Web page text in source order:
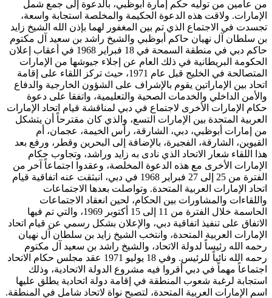
من عامين من توليه حكم إمارة أبوظبي، بالدعوة إلى جمع شمل
الإمارات. ولاقت هذه الدعوة الحكيمة والمخلصة استجابة واسعة،
تجسدت في الاجتماع الذي تم بين المغفور لهما بإذن الله الشيخ زايد
بن سلطان آل نهيان حاكم أبوظبي والشيخ راشد بن سعيد آل مكتوم
حاكم دبي في منطقة السمحة في 18 فبراير 1968 في أعقاب إعلان
الحكومة البريطانية في ذلك العام عن إجلاء جيوشها من الإمارات
المتصالحة في الخليج قبل عام 1971، حيث تركز اللقاء على إقامة
اتحاد بين الإماراتين يقوم بالإشراف على الشؤون الخارجية والدفاع
والأمن الداخلي والخدمات الصحية والتعليمية، واتفقا على دعوة
حكام الإمارات الأخرى لاجتماع في دبي لمناقشة قيام اتحاد الإمارات
العربية المتحدة بين الإمارات التسع، والذي كان مقترحاً أن يتشكل
من إمارات أبوظبي، دبي، الشارقة، رأس الخيمة، عجمان، أم
القيوين، الشارقة، الفجيرة، بالإضافة إلى البحرين وقطر، ورفع بعد
هذا اللقاء شعار الاتحاد الذي نادى به زايد وراشد، وتجاوب حكام
الإمارات الأخرى مع هذه الدعوة المخلصة، وعقدوا اجتماعاً آخر من
الفترة من 25 إلى 27 فبراير 1968 في دبي، انبثقت عنه اتفاقية قيام
اتحاد الإمارات العربية المتحدة. وتواصلت بعدها الاجتماعات
واللقاءات والمشاورات بين الحكام، لحين انعقاد الاجتماعات
الحاسمة خلال الفترة من 11 إلى 15 أكتوبر 1969، والتي تم فيها
الاتفاق على تنفيذ اتفاقية دبي، والإعلان بشكل رسمي عن قيام اتحاد
الإمارات العربية المتحدة، وانتخب الشيخ زايد بن سلطان آل نهيان
رحمه الله رئيساً لدولة الاتحاد، والشيخ راشد بن سعيد آل مكتوم
رحمه الله نائباً للرئيس. وفي 18 يوليو 1971 عقد مجلس حكام الاتحاد
اجتماعاً مهماً في دبي أقروا فيه مشروع الدولة الاتحادية، وذلك
استجابة لرغبة شعوب المنطقة في إقامة دولة اتحادية يطلق عليها
اسم الإمارات العربية المتحدة، لتصبح نواة لاتحاد شامل في المنطقة.